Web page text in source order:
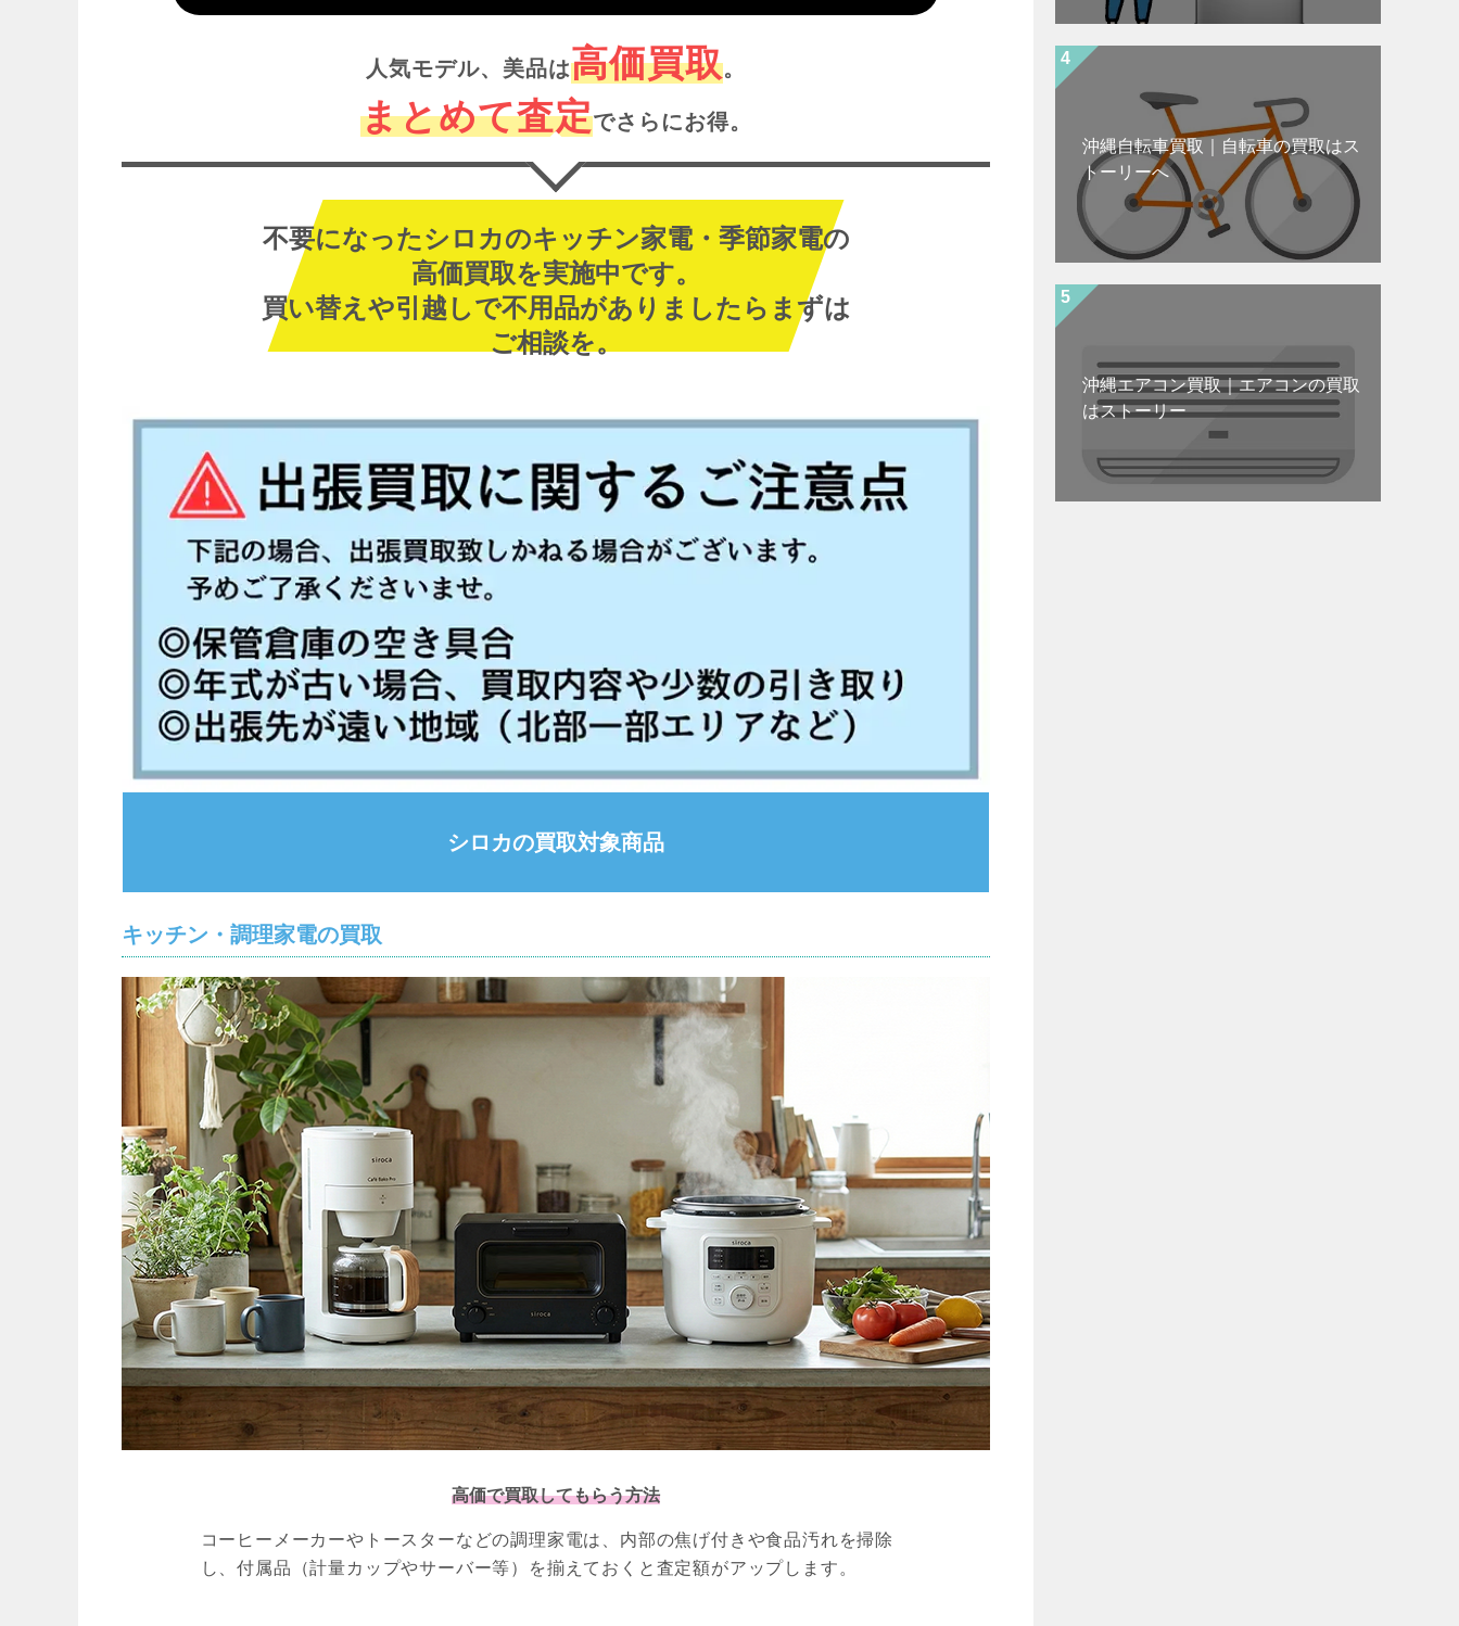
人気モデル、美品は高価買取。
まとめて査定でさらにお得。
不要になったシロカのキッチン家電・季節家電の
高価買取を実施中です。
買い替えや引越しで不用品がありましたらまずは
ご相談を。
シロカの買取対象商品
キッチン・調理家電の買取
高価で買取してもらう方法
コーヒーメーカーやトースターなどの調理家電は、内部の焦げ付きや食品汚れを掃除
し、付属品（計量カップやサーバー等）を揃えておくと査定額がアップします。
沖縄自転車買取｜自転車の買取はス
トーリーへ
沖縄エアコン買取｜エアコンの買取
はストーリー